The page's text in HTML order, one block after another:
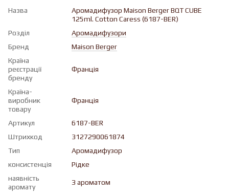
Назва
Аромадифузор Maison Berger BQT CUBE
125ml. Cotton Caress (6187-BER)
Розділ
Аромадифузори
Бренд
Maison Berger
Країна
реєстрації
бренду
Франція
Країна-
виробник
товару
Франція
Артикул
6187-BER
Штрихкод
3127290061874
Тип
Аромадифузор
консистенція
Рiдке
наявність
аромату
З ароматом